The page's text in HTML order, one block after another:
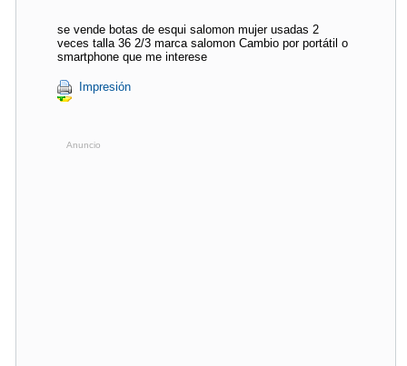
se vende botas de esqui salomon mujer usadas 2
veces talla 36 2/3 marca salomon Cambio por portátil o
smartphone que me interese
Impresión
Anuncio